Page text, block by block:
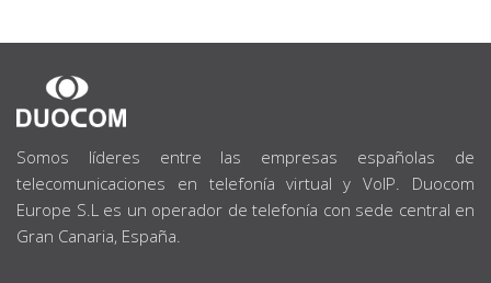
SOBRE
NOSOTROS
Somos líderes entre las empresas españolas de
telecomunicaciones en telefonía virtual y VoIP. Duocom
Europe S.L es un operador de telefonía con sede central en
Gran Canaria, España.